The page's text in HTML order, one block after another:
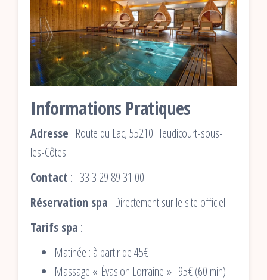
Informations Pratiques
Adresse : Route du Lac, 55210 Heudicourt-sous-
les-Côtes
Contact : +33 3 29 89 31 00
Réservation spa : Directement sur le site officiel
Tarifs spa :
Matinée : à partir de 45€
Massage « Évasion Lorraine » : 95€ (60 min)